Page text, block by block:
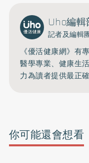
Uho編輯
記者及編輯
《優活健康網》有
醫學專業、健康生
力為讀者提供最正
你可能還會想看